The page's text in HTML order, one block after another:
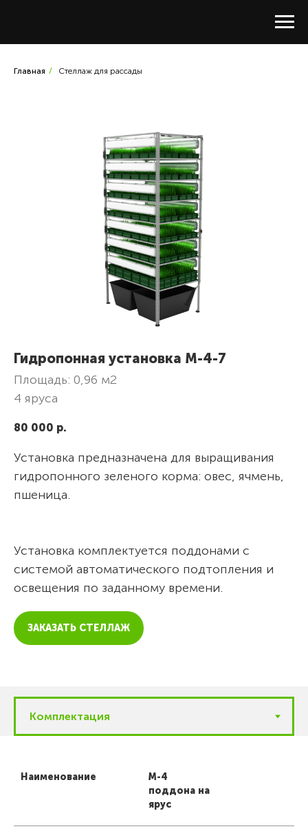
Главная / Стеллаж для рассады
Гидропонная установка М-4-7
Площадь: 0,96 м2
4 яруса
80 000 р.
Установка предназначена для выращивания
гидропонного зеленого корма: овес, ячмень,
пшеница.
Установка комплектуется поддонами с
системой автоматического подтопления и
освещения по заданному времени.
ЗАКАЗАТЬ СТЕЛЛАЖ
Наименование
М-4
поддона на
ярус